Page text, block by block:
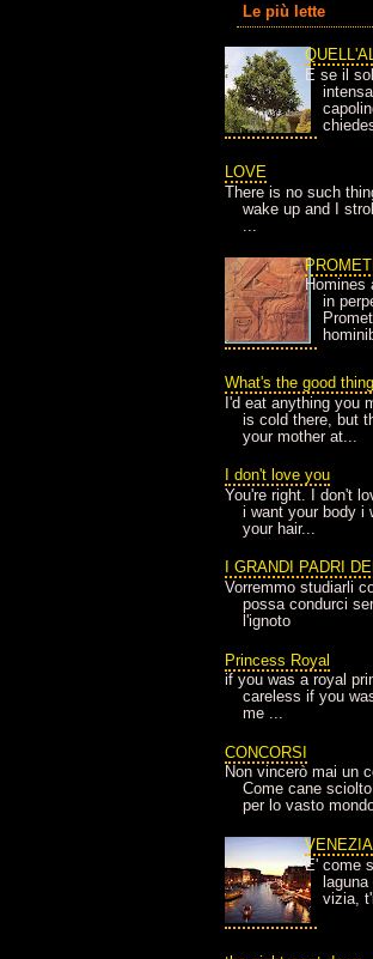
Le più lette
E se il
LOVE
There is no such
wake up and I
...
Homines
in
What's the good
I'd eat anything you
is cold there, but
your mother at...
I don't love you
You're right. I don't
i want your body i
your hair...
I GRANDI PADRI
Vorremmo studiarli
possa condurci
l'ignoto
Princess Royal
if you was a royal
careless if you
me ...
CONCORSI
Non vincerò mai un
Come cane
per lo vasto
VENEZIA
E' come
vizia,